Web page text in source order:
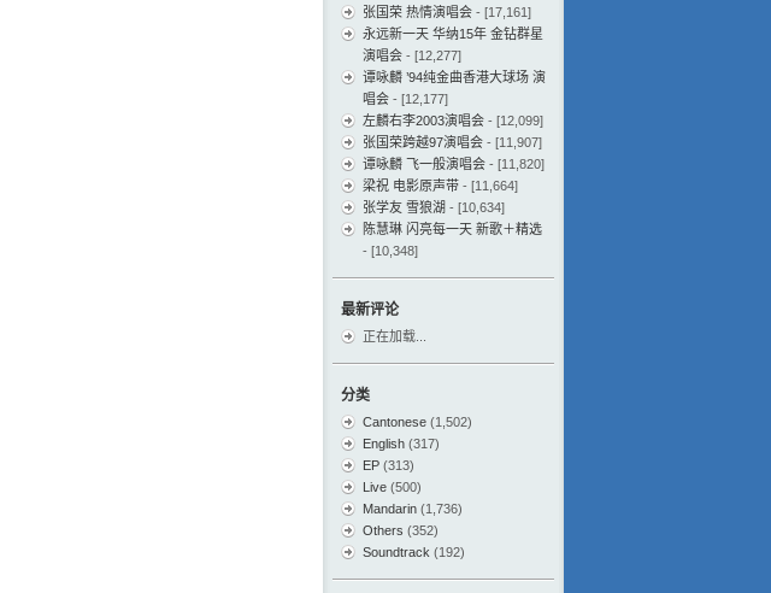
张国荣 热情演唱会 - [17,161]
永远新一天 华纳15年 金钻群星
演唱会 - [12,277]
谭咏麟 ’94纯金曲香港大球场 演
唱会 - [12,177]
左麟右李2003演唱会 - [12,099]
张国荣跨越97演唱会 - [11,907]
谭咏麟 飞一般演唱会 - [11,820]
梁祝 电影原声带 - [11,664]
张学友 雪狼湖 - [10,634]
陈慧琳 闪亮每一天 新歌＋精选
- [10,348]
最新评论
正在加载...
分类
Cantonese (1,502)
English (317)
EP (313)
Live (500)
Mandarin (1,736)
Others (352)
Soundtrack (192)